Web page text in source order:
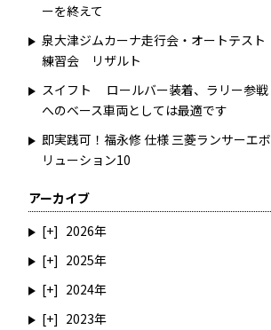
ーを終えて
泉大津ジムカーナ走行会・オートテスト
練習会 リザルト
スイフト ロールバー装着、ラリー参戦
へのベース車両としては最適です
即実践可！福永修 仕様 三菱ランサーエボ
リューション10
アーカイブ
2026
2025
2024
2023